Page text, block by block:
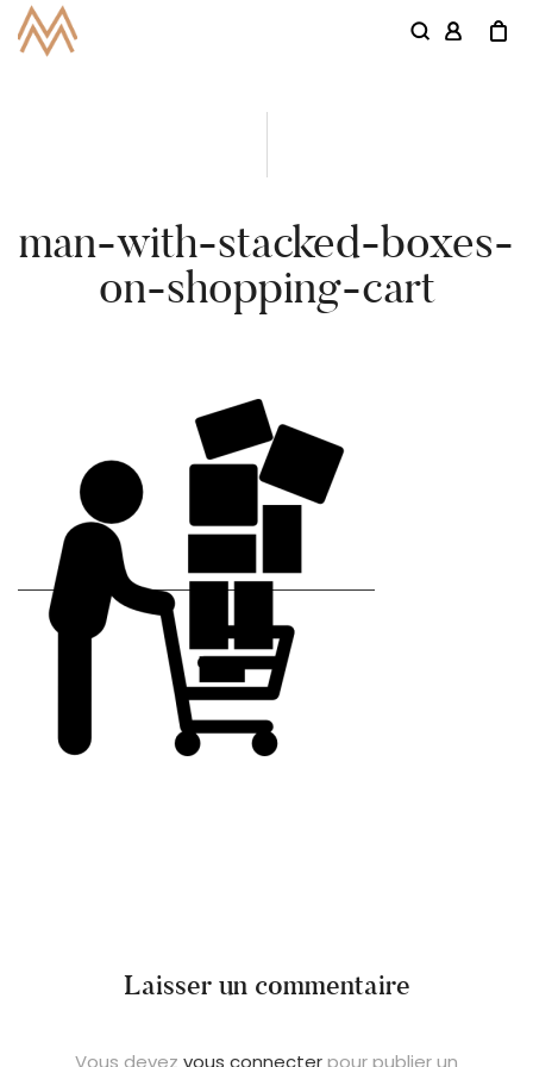
man-with-stacked-boxes-
on-shopping-cart
Laisser un commentaire
Vous devez vous connecterpour publier un